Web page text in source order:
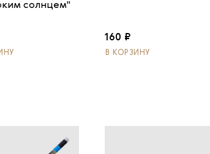
солнцем"
160 ₽
В КОРЗИНУ